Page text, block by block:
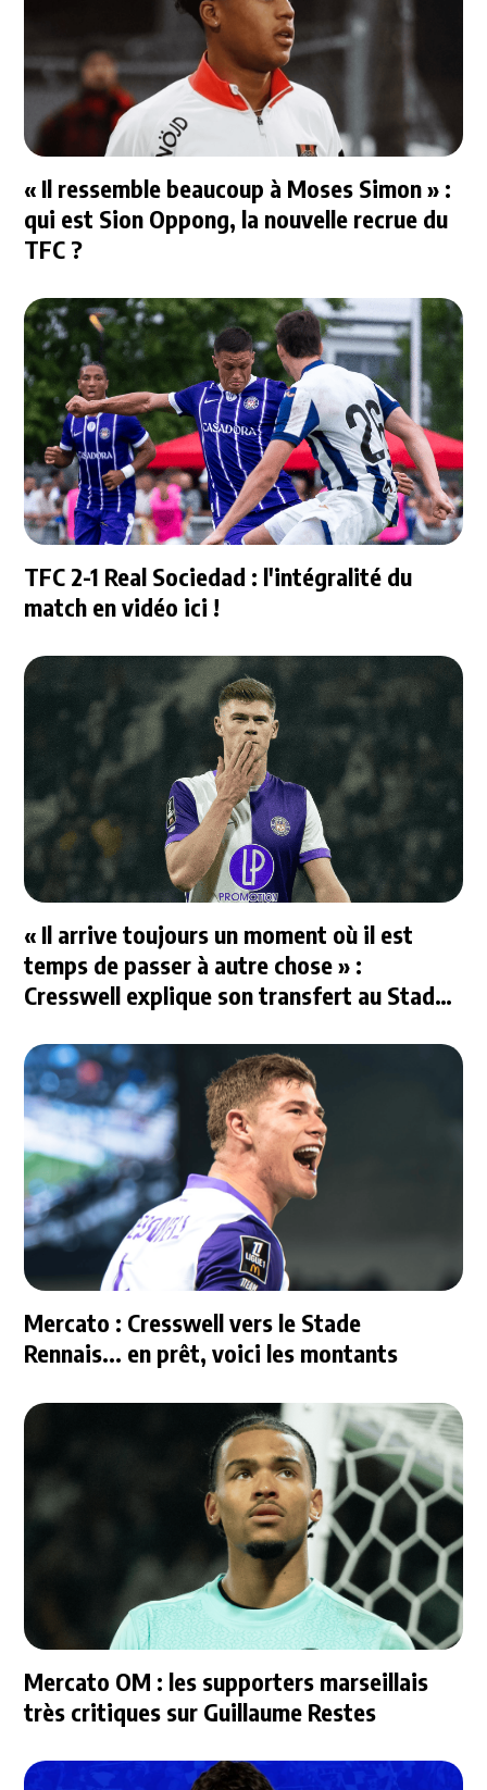
« Il ressemble beaucoup à Moses Simon » :
qui est Sion Oppong, la nouvelle recrue du
TFC ?
TFC 2-1 Real Sociedad : l'intégralité du
match en vidéo ici !
« Il arrive toujours un moment où il est
temps de passer à autre chose » :
Cresswell explique son transfert au Stade
Mercato : Cresswell vers le Stade
Rennais... en prêt, voici les montants
Mercato OM : les supporters marseillais
très critiques sur Guillaume Restes